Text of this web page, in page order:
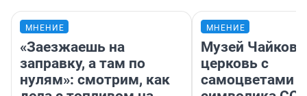
МНЕНИЕ
«Заезжаешь на
заправку, а там по
нулям»: смотрим, как
МНЕНИЕ
Музей
церковь с
самоцветами